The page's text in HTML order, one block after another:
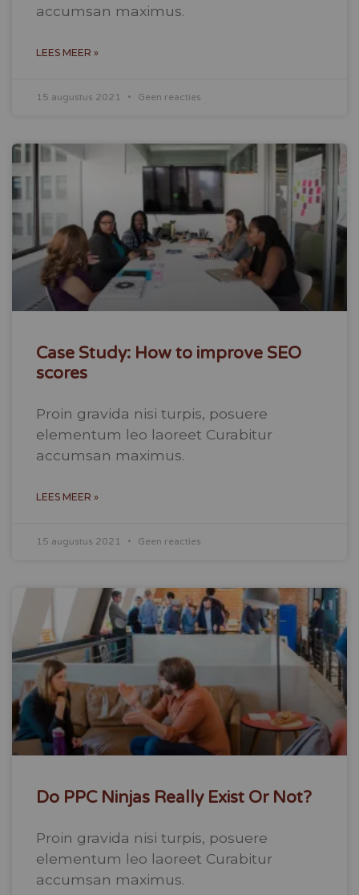
accumsan maximus.
LEES MEER »
15 augustus 2021 Geen reacties
Case Study: How to improve SEO
scores
Proin gravida nisi turpis, posuere
elementum leo laoreet Curabitur
accumsan maximus.
LEES MEER »
15 augustus 2021 Geen reacties
Do PPC Ninjas Really Exist Or Not?
Proin gravida nisi turpis, posuere
elementum leo laoreet Curabitur
accumsan maximus.